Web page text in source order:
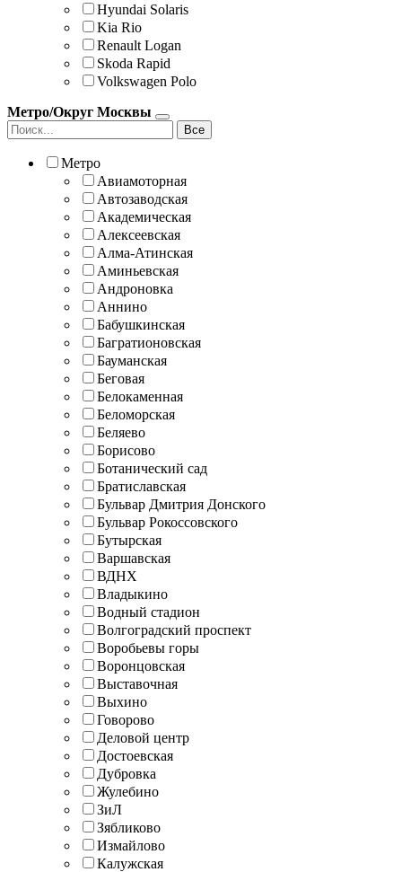
Hyundai Solaris
Kia Rio
Renault Logan
Skoda Rapid
Volkswagen Polo
Метро/Округ Москвы
Все
Метро
Авиамоторная
Автозаводская
Академическая
Алексеевская
Алма-Атинская
Аминьевская
Андроновка
Аннино
Бабушкинская
Багратионовская
Бауманская
Беговая
Белокаменная
Беломорская
Беляево
Борисово
Ботанический сад
Братиславская
Бульвар Дмитрия Донского
Бульвар Рокоссовского
Бутырская
Варшавская
ВДНХ
Владыкино
Водный стадион
Волгоградский проспект
Воробьевы горы
Воронцовская
Выставочная
Выхино
Говорово
Деловой центр
Достоевская
Дубровка
Жулебино
ЗиЛ
Зябликово
Измайлово
Калужская